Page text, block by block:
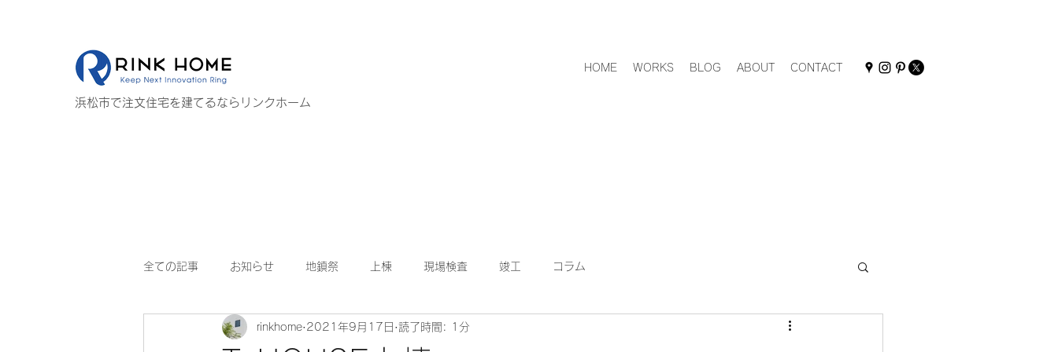
浜松市で注文住宅を建てるならリンクホーム
HOME WORKS BLOG ABOUT CONTACT
全ての記事 お知らせ 地鎮祭 上棟 現場検査 竣工 コラム
rinkhome 2021年9月17日 読了時間: 1分